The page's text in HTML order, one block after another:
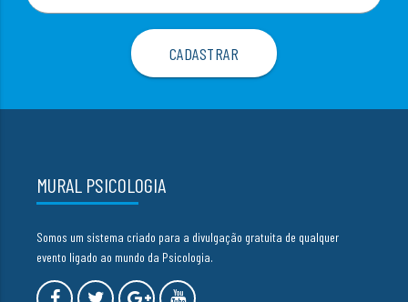
MURAL PSICOLOGIA
Somos um sistema criado para a divulgação gratuita de qualquer
evento ligado ao mundo da Psicologia.